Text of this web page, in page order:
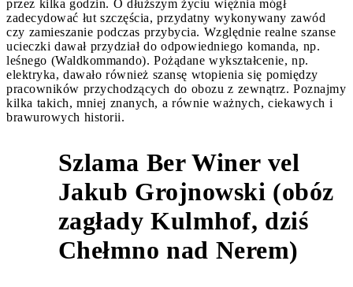
przez kilka godzin. O dłuższym życiu więźnia mógł
zadecydować łut szczęścia, przydatny wykonywany zawód
czy zamieszanie podczas przybycia. Względnie realne szanse
ucieczki dawał przydział do odpowiedniego komanda, np.
leśnego (Waldkommando). Pożądane wykształcenie, np.
elektryka, dawało również szansę wtopienia się pomiędzy
pracowników przychodzących do obozu z zewnątrz. Poznajmy
kilka takich, mniej znanych, a równie ważnych, ciekawych i
brawurowych historii.
Szlama Ber Winer vel
Jakub Grojnowski (obóz
zagłady Kulmhof, dziś
Chełmno nad Nerem)